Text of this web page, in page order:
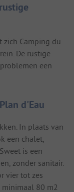
zich Camping du
De rustige
een
d'Eau
In plaats van
een chalet,
is een
zonder sanitair.
vier tot zes
minimaal 80 m2